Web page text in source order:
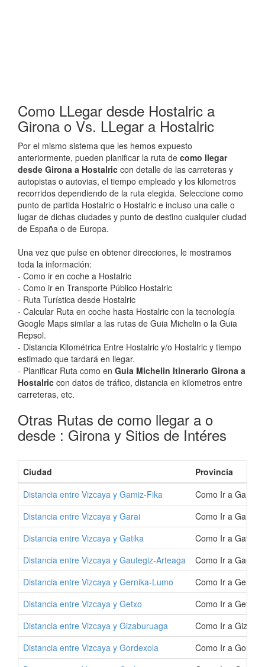
Como LLegar desde Hostalric a
Girona o Vs. LLegar a Hostalric
Por el mismo sistema que les hemos expuesto
anteriormente, pueden planificar la ruta de como llegar
desde Girona a Hostalric con detalle de las carreteras y
autopistas o autovias, el tiempo empleado y los kilometros
recorridos dependiendo de la ruta elegida. Seleccione como
punto de partida Hostalric o Hostalric e incluso una calle o
lugar de dichas ciudades y punto de destino cualquier ciudad
de España o de Europa.
Una vez que pulse en obtener direcciones, le mostramos
toda la información:
- Como ir en coche a Hostalric
- Como ir en Transporte Público Hostalric
- Ruta Turística desde Hostalric
- Calcular Ruta en coche hasta Hostalric con la tecnología
Google Maps similar a las rutas de Guia Michelin o la Guia
Repsol.
- Distancia Kilométrica Entre Hostalric y/o Hostalric y tiempo
estimado que tardará en llegar.
- Planificar Ruta como en Guia Michelin Itinerario Girona a
Hostalric con datos de tráfico, distancia en kilometros entre
carreteras, etc.
Otras Rutas de como llegar a o
desde : Girona y Sitios de Intéres
Ciudad
Provincia
Distancia entre Vizcaya y Gamiz-Fika
Como Ir a
Distancia entre Vizcaya y Garai
Como Ir a Garai |
Distancia entre Vizcaya y Gatika
Como Ir a Gatika
Distancia entre Vizcaya y Gautegiz-Arteaga
Como Ir a
Distancia entre Vizcaya y Gernika-Lumo
Como Ir a
Distancia entre Vizcaya y Getxo
Como Ir a Getxo
Distancia entre Vizcaya y Gizaburuaga
Como Ir a
Distancia entre Vizcaya y Gordexola
Como Ir a